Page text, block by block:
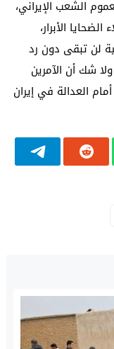
الشعب الإيراني،
الأبرار،
لن تبقى دون رد
شك أن الآمرين
العدالة في إيران